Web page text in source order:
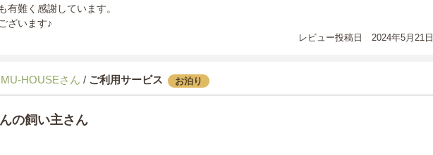
有難く感謝しています。
ざいます♪
レビュー投稿日 2024年5月21日
HOUSEさん / ご利用サービス お泊り
の飼い主さん